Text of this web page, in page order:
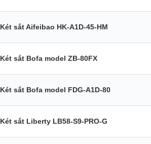
Két sắt Aifeibao HK-A1D-45-HM
Két sắt Bofa model ZB-80FX
Két sắt Bofa model FDG-A1D-80
Két sắt Liberty LB58-S9-PRO-G